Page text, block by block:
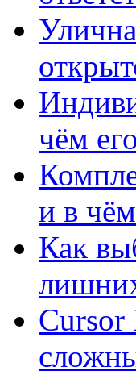
чём
и в
Как
Cursor